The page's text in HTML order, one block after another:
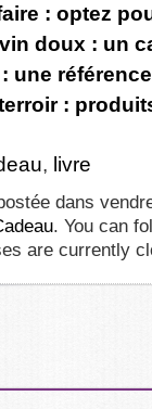
: optez
doux : un
une
:
, livre
dans
. You can
are currently